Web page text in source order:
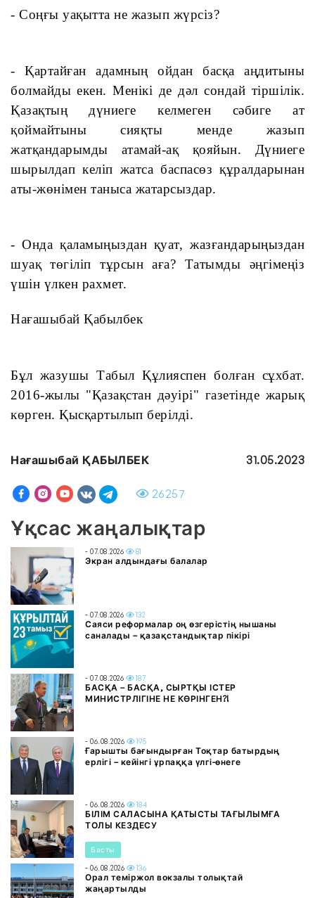
- Соңғы уақытта не жазып жүрсіз?
- Қартайған адамның ойдан басқа аңдитыны
болмайды екен. Менікі де дәл сондай тіршілік.
Қазақтың дүниеге келмеген сәбиге ат
қоймайтыны сияқты менде жазып
жатқандарымды атамай-ақ қояйын. Дүниеге
шырылдап келіп жатса баспасөз құралдарынан
аты-жөнімен таныса жатарсыздар.
- Онда қаламыңыздан қуат, жазғандарыңыздан
шуақ төгіліп тұрсын аға? Татымды әңгімеңіз
үшін үлкен рахмет.
Нағашыбай Қабылбек
Бұл жазушы Табыл Құлияспен болған сұхбат.
2016-жылы "Қазақстан дәуірі" газетінде жарық
көрген. Қысқартылып берілді.
Нағашыбай ҚАБЫЛБЕК 31.05.2023
26257
Ұқсас жаңалықтар
- 07.08.2026 81
Экран алдындағы балалар
- 07.08.2026 132
Саяси реформалар оң өзгерістің нышаны
саналады – қазақстандықтар пікірі
- 07.08.2026 187
БАСҚА – БАСҚА, СЫРТҚЫ ІСТЕР
МИНИСТРЛІГІНЕ НЕ КӨРІНГЕН?!
- 06.08.2026 195
Ғарышты бағындырған Тоқтар батырдың
ерлігі – кейінгі ұрпаққа үлгі-өнеге
- 06.08.2026 184
БІЛІМ САЛАСЫНА ҚАТЫСТЫ ТАҒЫЛЫМҒА
ТОЛЫ КЕЗДЕСУ
Басты
- 06.08.2026 136
Орал теміржол вокзалы толықтай
жаңартылды